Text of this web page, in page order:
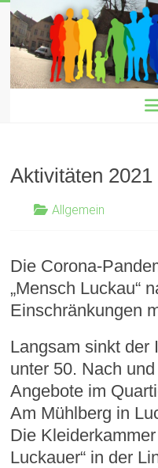
Zum
Inhalt
springen
gemeinnütziger verein für
Aktivitäten 2021
Allgemein
Die Corona-
„Mensch Luckau“
Einschränkungen
Langsam sinkt der
unter 50. Nach
Angebote im
Am Mühlberg in
Die
Luckauer“ in der